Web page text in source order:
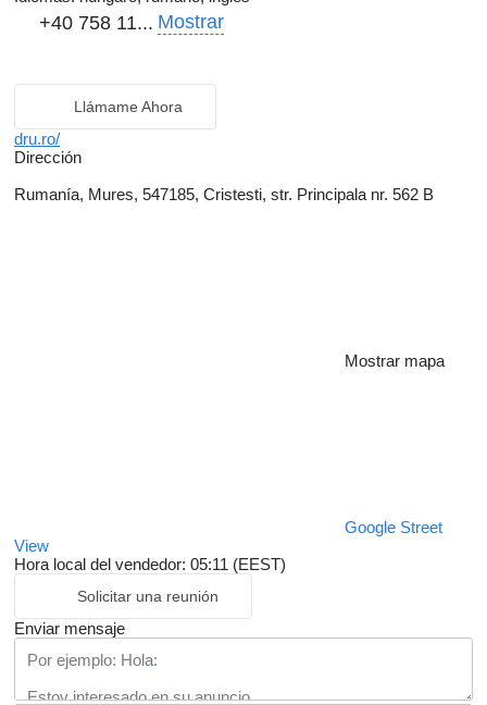
+40 758 11... Mostrar
Llámame Ahora
dru.ro/
Dirección
Rumanía, Mures, 547185, Cristesti, str. Principala nr. 562 B
Mostrar mapa
Google Street
View
Hora local del vendedor: 05:11 (EEST)
Solicitar una reunión
Enviar mensaje